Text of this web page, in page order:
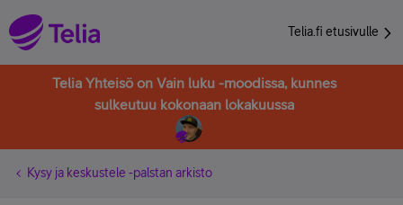
Telia.fi etusivulle
Telia Yhteisö on Vain luku -moodissa, kunnes
sulkeutuu kokonaan lokakuussa
Kysy ja keskustele -palstan arkisto